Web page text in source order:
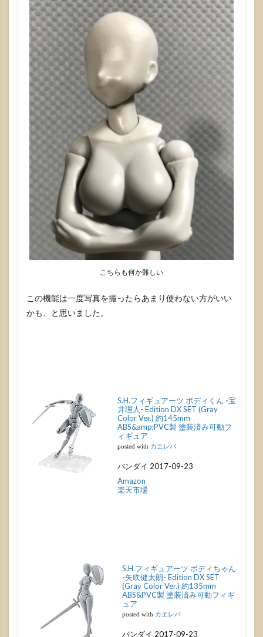
こちらも何か難しい
この機能は一度写真を撮ったらあまり使わない方がいい
かも、と思いました。
S.H.フィギュアーツ ボディくん -宝
井理人- Edition DX SET (Gray
Color Ver.) 約145mm
ABS&amp;PVC製 塗装済み可動フ
ィギュア
posted with カエレバ
バンダイ 2017-09-23
Amazon
楽天市場
S.H.フィギュアーツ ボディちゃん
-矢吹健太朗- Edition DX SET
(Gray Color Ver.) 約135mm
ABS&PVC製 塗装済み可動フィギ
ュア
posted with カエレバ
バンダイ 2017-09-23